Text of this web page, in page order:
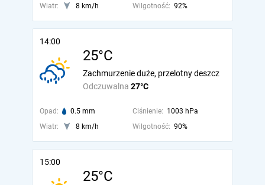
Wiatr:
8 km/h Wilgotność: 92%
14:00
25°C
Odczuwalna 27°C
Zachmurzenie duże, przelotny deszcz
Opad: 0.5 mm Ciśnienie: 1003 hPa
Wiatr:
8 km/h Wilgotność: 90%
15:00
25°C